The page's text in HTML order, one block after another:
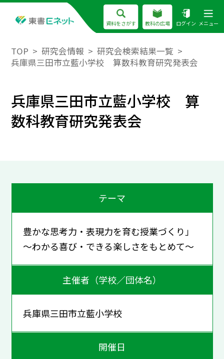
資料をさがす 教科の広場 ログイン メニュー
TOP 研究会情報
研究会検索結果一覧
兵庫県三田市立藍小学校 算数科教育研究発表会
兵庫県三田市立藍小学校 算
数科教育研究発表会
テーマ
豊かな思考力・表現力を育む授業づくり」
～わかる喜び・できる楽しさをもとめて～
主催者（学校／団体名）
兵庫県三田市立藍小学校
開催日